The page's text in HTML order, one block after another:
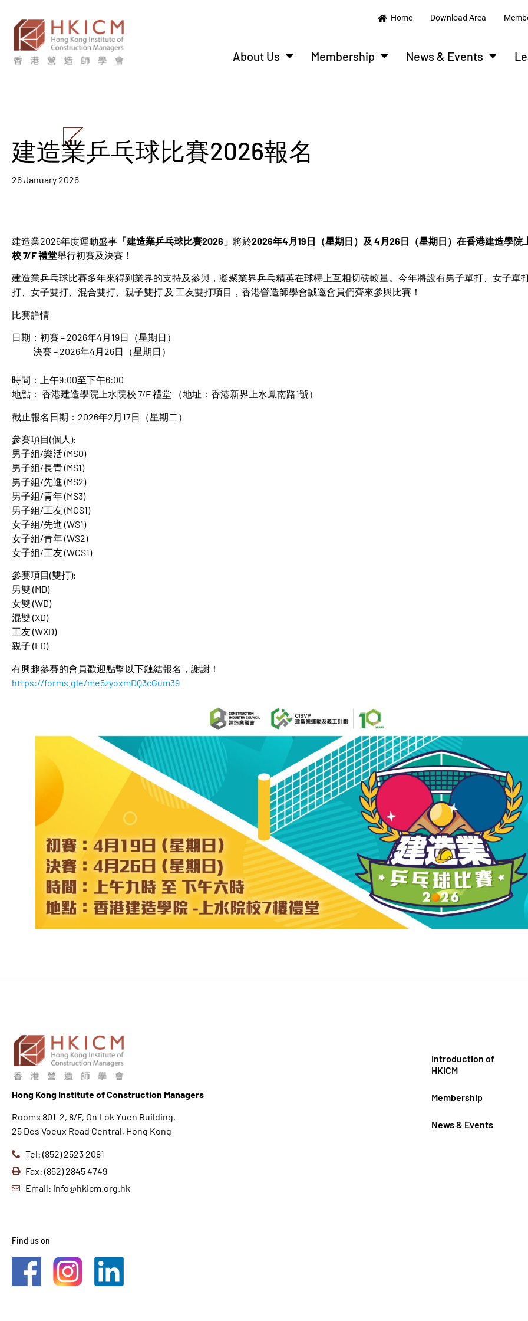
Home Download Area
About Us Membership News & Events
建造業乒乓球比賽2026報名
26 January 2026
建造業2026年度運動盛事 「建造業乒乓球比賽2026」 將於2026年4月19日（星期日）及 4月26日（星期日）在香港建造學院
校 7/F 禮堂舉行初賽及決賽！
建造業乒乓球比賽多年來得到業界的支持及參與，凝聚業界乒乓精英在球檯上互相切磋較量。今年將設有男子單打、女子單
打、女子雙打、混合雙打、親子雙打 及 工友雙打項目，香港營造師學會誠邀會員們齊來參與比賽！
比賽詳情
日期：初賽 – 2026年4月19日（星期日）
決賽 – 2026年4月26日（星期日）
時間：上午9:00至下午6:00
地點： 香港建造學院上水院校 7/F 禮堂 （地址：香港新界上水鳳南路1號）
截止報名日期：2026年2月17日（星期二）
參賽項目(個人):
男子組/樂活 (MS0)
男子組/長青 (MS1)
男子組/先進 (MS2)
男子組/青年 (MS3)
男子組/工友 (MCS1)
女子組/先進 (WS1)
女子組/青年 (WS2)
女子組/工友 (WCS1)
參賽項目(雙打):
男雙 (MD)
女雙 (WD)
混雙 (XD)
工友 (WXD)
親子 (FD)
有興趣參賽的會員歡迎點撃以下鏈結報名，謝謝！
https://forms.gle/me5zyoxmDQ3cGum39
Hong Kong Institute of Construction Managers
Rooms 801-2, 8/F, On Lok Yuen Building,
25 Des Voeux Road Central, Hong Kong
Tel: (852) 2523 2081
Fax: (852) 2845 4749
Email: info@hkicm.org.hk
Introduction of
HKICM
Membership
News & Events
Find us on